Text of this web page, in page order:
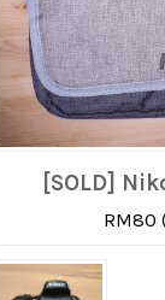
[SOLD]
RM80